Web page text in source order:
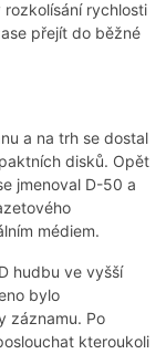
rychlosti
přejít do běžné
a na trh se dostal
disků. Opět
jmenoval D-50 a
médiem.
hudbu ve vyšší
bylo
záznamu. Po
kteroukoli